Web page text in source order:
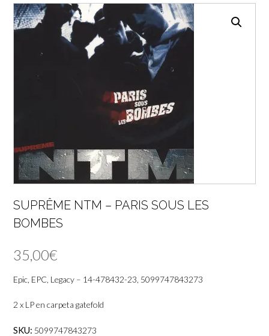
SUPRÊME NTM – PARIS SOUS LES
BOMBES
35,00€
Epic, EPC, Legacy – 14-478432-23, 5099747843273
2 x LP en carpeta gatefold
SKU: 5099747843273